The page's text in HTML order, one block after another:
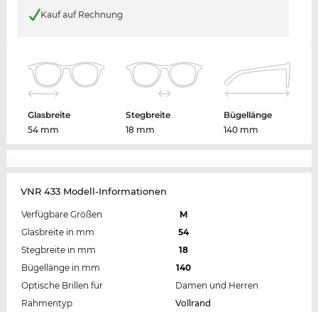
Kauf auf Rechnung
Glasbreite
54 mm
Stegbreite
18 mm
Bügellänge
140 mm
VNR 433 Modell-Informationen
Verfügbare Größen
M
Glasbreite in mm
54
Stegbreite in mm
18
Bügellänge in mm
140
Optische Brillen für
Damen und Herren
Rahmentyp
Vollrand